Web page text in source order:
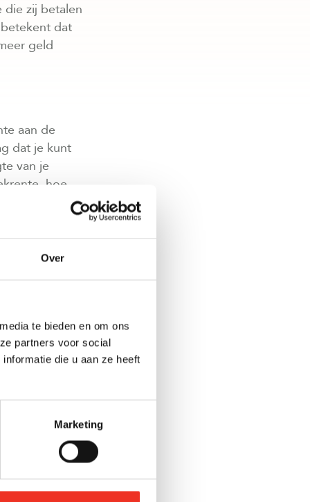
Over
te bieden en om ons
partners voor social
die u aan ze heeft
Marketing
die zij betalen
dat
geld
aan de
dat je kunt
van je
hoe
binnen
de waarde
verlaagt. Je
hypotheek
zijn, omdat
maken.